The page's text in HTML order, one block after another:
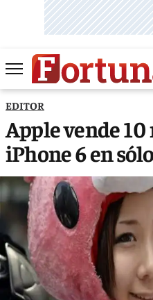
EDITOR
Apple vende
iPhone 6 en